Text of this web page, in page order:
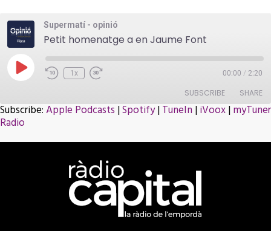
Supermatí - opinió
Petit homenatge a en Jaume Font
Play
Episode
1x 00:00 / 2:20
SUBSCRIBE SHARE
SHARE
Subscribe:Apple Podcasts |Spotify|TuneIn |iVoox|myTuner
Radio